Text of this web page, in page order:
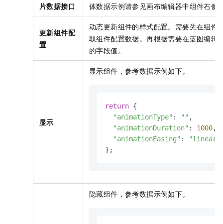
片数据接口
体数据示例请参见画布编辑器中组件右侧
更新组件配
置
动态更新组件的样式配置。需要先在组件
取组件配置数据。再根据需要在蓝图编辑
的字段值。
显示
显示组件，参考数据示例如下。
return {
"animationType" : "" ,
"animationDuration" : 1000,
"animationEasing" :
"linear"
};
隐藏组件，参考数据示例如下。